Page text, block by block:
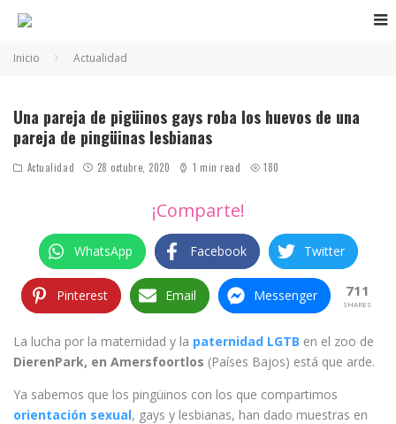
Inicio Actualidad
Una pareja de pigüinos gays roba los huevos de una
pareja de pingüinas lesbianas
Actualidad 28 octubre, 2020 1 min read 180
¡Comparte!
WhatsApp Facebook Twitter
Pinterest Email Messenger 711
SHARES
La lucha por la maternidad y la paternidad LGTB en el zoo de
DierenPark, en Amersfoortlos (Países Bajos) está que arde.
Ya sabemos que los pingüinos con los que compartimos
orientación sexual, gays y lesbianas, han dado muestras en